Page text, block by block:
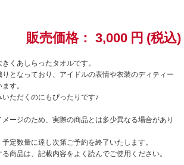
ズ
イン‼
園スクールアイドル同好会
販売価格： 3,000 円 (税込)
くあしらったタオルです。
となっており、アイドルの表情や衣装のディティー
す。
ただくのにもぴったりです♪
ージのため、実際の商品とは多少異なる場合があり
定数量に達し次第ご予約を終了いたします。
商品は、記載内容をよく読んでご使用ください。